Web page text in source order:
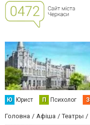
Ю Юрист П Психолог З
Головна Афіша Театры